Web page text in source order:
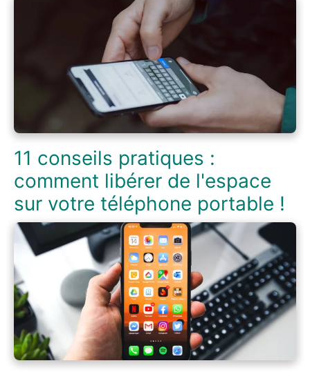
11 conseils pratiques :
comment libérer de l'espace
sur votre téléphone portable !